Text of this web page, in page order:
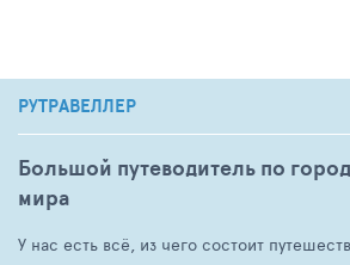
РУТРАВЕЛЛЕР
Большой путеводитель по
мира
У нас есть всё, из чего состоит